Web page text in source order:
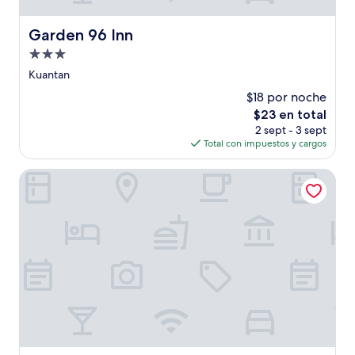
Garden 96 Inn
Garden 96 Inn
Propiedad
de
Kuantan
$18 por noche
El
precio
actual
es
de
$23 en total
2 sept - 3 sept
Total con impuestos y cargos
Timurbay by Seascape